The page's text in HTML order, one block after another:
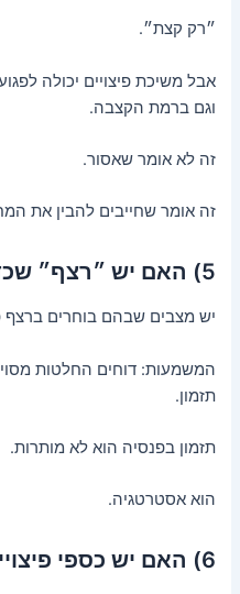
״רק קצת״.
אבל משיכת פיצויים יכולה
וגם ברמת הקצבה.
זה לא אומר שאסור.
זה אומר שחייבים להבין את
5) האם יש ״רצף״ שכדאי להכיר?
יש מצבים שבהם בוחרים ברצף
המשמעות: דוחים החלטות
תזמון.
תזמון בפנסיה הוא לא מותרות.
הוא אסטרטגיה.
6) האם יש כספי פיצויים שלא הועברו לקופה?